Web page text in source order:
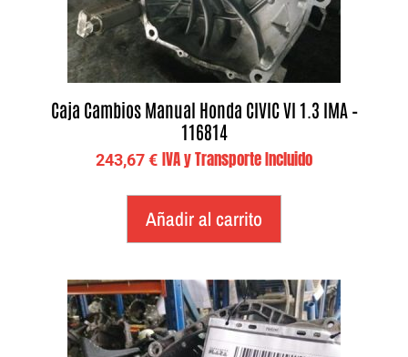
Caja Cambios Manual Honda CIVIC VI 1.3 IMA –
116814
243,67€ IVA y Transporte Incluido
Añadir al carrito